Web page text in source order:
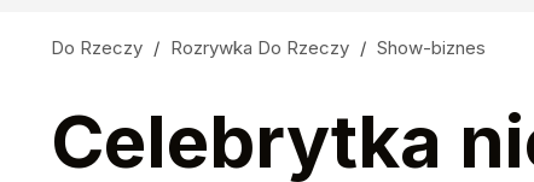
Do Rzeczy / Rozrywka Do Rzeczy / Show-biznes
Celebrytka